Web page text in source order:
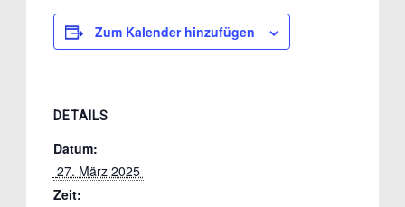
Zum Kalender hinzufügen
DETAILS
Datum:
27. März 2025
Zeit: